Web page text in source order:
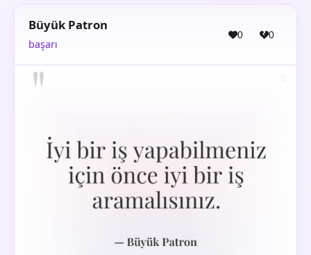
Büyük Patron
başarı
0 0